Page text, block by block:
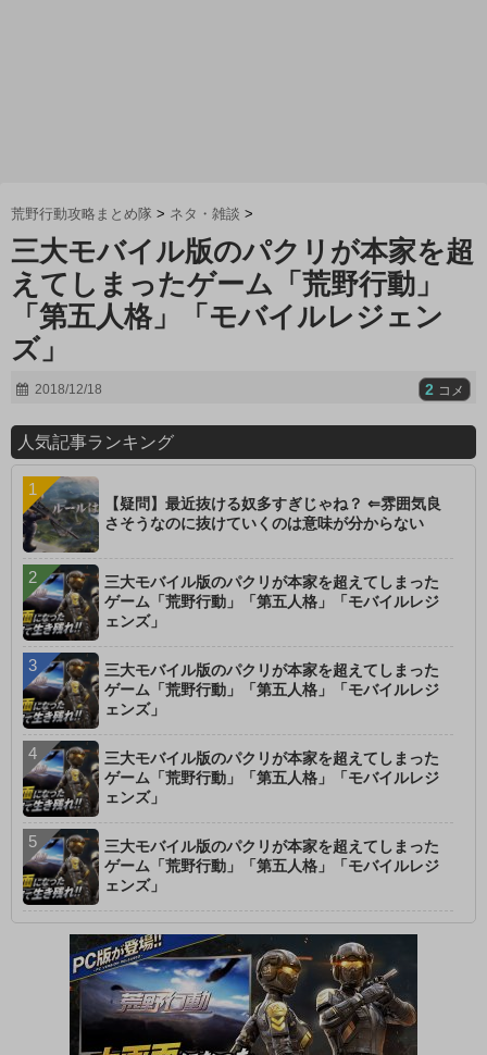
荒野行動攻略まとめ隊 > ネタ・雑談 >
三大モバイル版のパクリが本家を超
えてしまったゲーム「荒野行動」
「第五人格」「モバイルレジェン
ズ」
2018/12/18 2 コメ
人気記事ランキング
【疑問】最近抜ける奴多すぎじゃね？ ⇐雰囲気良
さそうなのに抜けていくのは意味が分からない
三大モバイル版のパクリが本家を超えてしまった
ゲーム「荒野行動」「第五人格」「モバイルレジ
ェンズ」
三大モバイル版のパクリが本家を超えてしまった
ゲーム「荒野行動」「第五人格」「モバイルレジ
ェンズ」
三大モバイル版のパクリが本家を超えてしまった
ゲーム「荒野行動」「第五人格」「モバイルレジ
ェンズ」
三大モバイル版のパクリが本家を超えてしまった
ゲーム「荒野行動」「第五人格」「モバイルレジ
ェンズ」